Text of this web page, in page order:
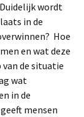
wordt
in de
Hoe
en wat deze
de situatie
wat
in de
mensen